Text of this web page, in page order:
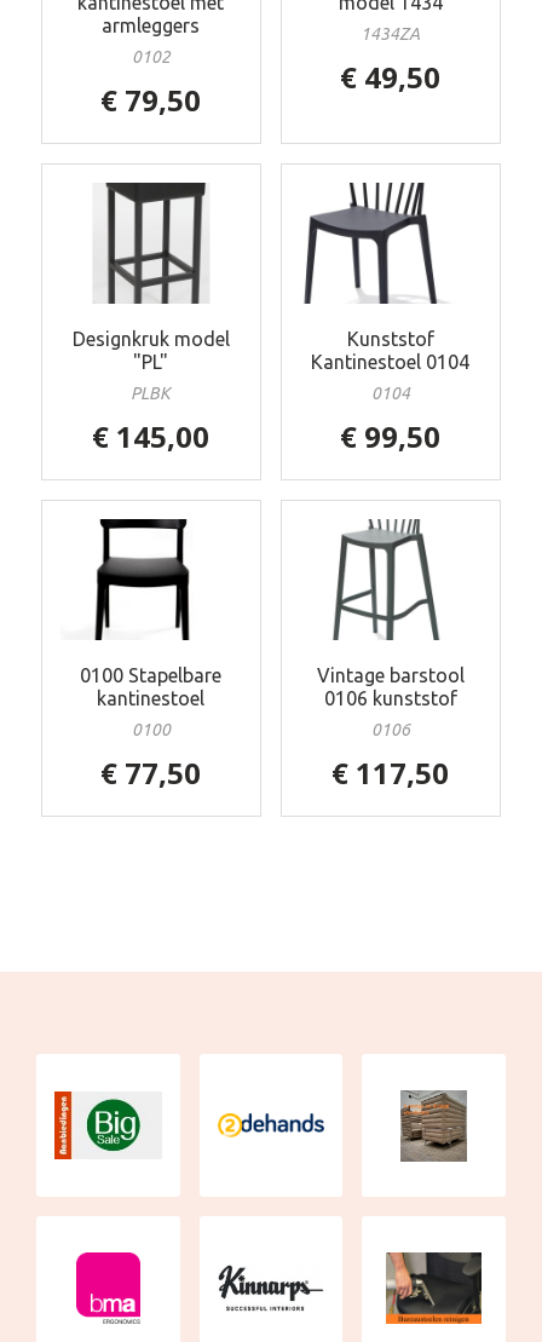
armleggers
0102
€ 79,50
1434ZA
€ 49,50
Designkruk model
"PL"
PLBK
€ 145,00
Kunststof
Kantinestoel 0104
0104
€ 99,50
0100 Stapelbare
kantinestoel
0100
€ 77,50
Vintage barstool
0106 kunststof
0106
€ 117,50